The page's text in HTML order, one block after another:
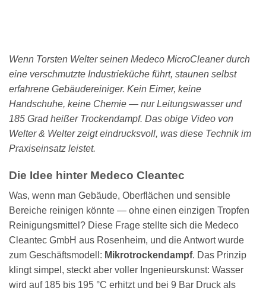
Wenn Torsten Welter seinen Medeco MicroCleaner durch
eine verschmutzte Industrieküche führt, staunen selbst
erfahrene Gebäudereiniger. Kein Eimer, keine
Handschuhe, keine Chemie — nur Leitungswasser und
185 Grad heißer Trockendampf. Das obige Video von
Welter & Welter zeigt eindrucksvoll, was diese Technik im
Praxiseinsatz leistet.
Die Idee hinter Medeco Cleantec
Was, wenn man Gebäude, Oberflächen und sensible
Bereiche reinigen könnte — ohne einen einzigen Tropfen
Reinigungsmittel? Diese Frage stellte sich die Medeco
Cleantec GmbH aus Rosenheim, und die Antwort wurde
zum Geschäftsmodell: Mikrotrockendampf. Das Prinzip
klingt simpel, steckt aber voller Ingenieurskunst: Wasser
wird auf 185 bis 195 °C erhitzt und bei 9 Bar Druck als